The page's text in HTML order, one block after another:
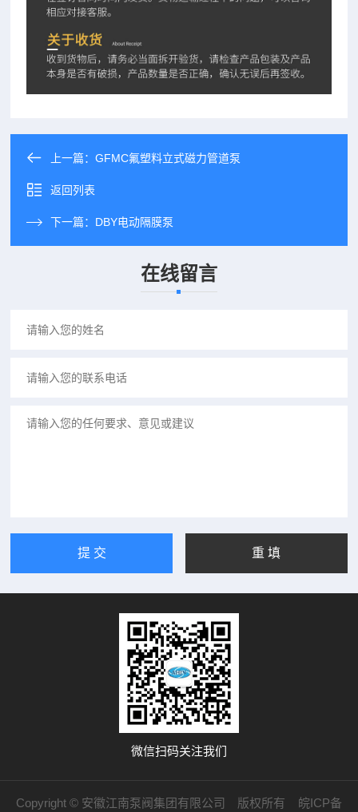
上一篇：GFMC氟塑料立式磁力管道泵
返回列表
下一篇： DBY电动隔膜泵
在线留言
微信扫码关注我们
Copyright © 安徽江南泵阀集团有限公司 版权所有 皖ICP备